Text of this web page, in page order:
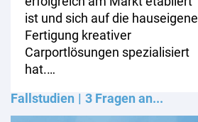
ist und sich auf die hauseigene
Fertigung kreativer
Carportlösungen spezialisiert
hat.…
Fallstudien
3 Fragen an...